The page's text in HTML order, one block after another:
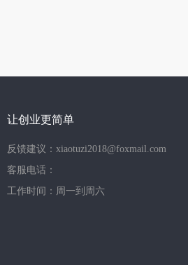
让创业更简单
反馈建议：xiaotuzi2018@foxmail.com
客服电话：
工作时间：周一到周六